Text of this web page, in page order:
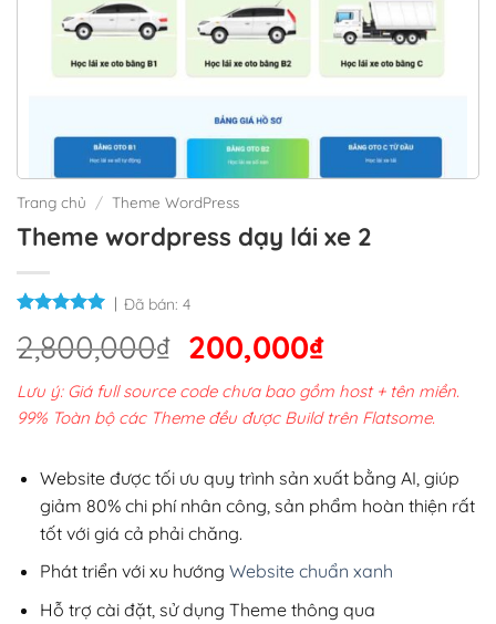
Trang chủ / Theme WordPress
Theme wordpress dạy lái xe 2
Đã bán: 4
2,800,000₫ Giá
gốc
là:
2,800,000₫.
200,000₫Giá
hiện
tại
200,000₫.
Lưu ý: Giá full source code chưa bao gồm host + tên miền.
99% Toàn bộ các Theme đều được Build trên Flatsome.
Website được tối ưu quy trình sản xuất bằng AI, giúp
giảm 80% chi phí nhân công, sản phẩm hoàn thiện rất
tốt với giá cả phải chăng.
Phát triển với xu hướng Website chuẩn xanh
Hỗ trợ cài đặt, sử dụng Theme thông qua